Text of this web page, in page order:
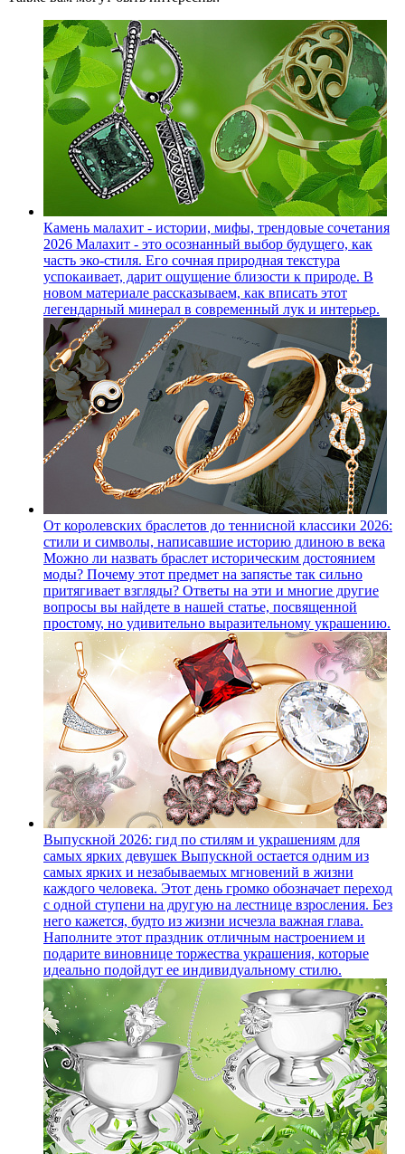
Камень малахит - истории, мифы, трендовые сочетания
2026 Малахит - это осознанный выбор будущего, как
часть эко-стиля. Его сочная природная текстура
успокаивает, дарит ощущение близости к природе. В
новом материале рассказываем, как вписать этот
легендарный минерал в современный лук и интерьер.
От королевских браслетов до теннисной классики 2026:
стили и символы, написавшие историю длиною в века
Можно ли назвать браслет историческим достоянием
моды? Почему этот предмет на запястье так сильно
притягивает взгляды? Ответы на эти и многие другие
вопросы вы найдете в нашей статье, посвященной
простому, но удивительно выразительному украшению.
Выпускной 2026: гид по стилям и украшениям для
самых ярких девушек Выпускной остается одним из
самых ярких и незабываемых мгновений в жизни
каждого человека. Этот день громко обозначает переход
с одной ступени на другую на лестнице взросления. Без
него кажется, будто из жизни исчезла важная глава.
Наполните этот праздник отличным настроением и
подарите виновнице торжества украшения, которые
идеально подойдут ее индивидуальному стилю.